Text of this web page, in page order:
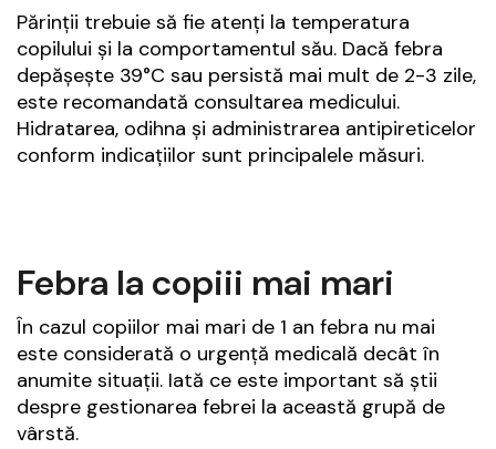
Părinții trebuie să fie atenți la temperatura
copilului și la comportamentul său. Dacă febra
depășește 39°C sau persistă mai mult de 2-3 zile,
este recomandată consultarea medicului.
Hidratarea, odihna și administrarea antipireticelor
conform indicațiilor sunt principalele măsuri.
Febra la copiii mai mari
În cazul copiilor mai mari de 1 an febra nu mai
este considerată o urgență medicală decât în
anumite situații. Iată ce este important să știi
despre gestionarea febrei la această grupă de
vârstă.